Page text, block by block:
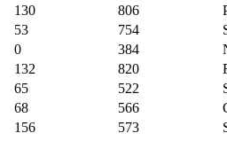
130 806
53 754
0 384
132 820
65 522
68 566
156 573